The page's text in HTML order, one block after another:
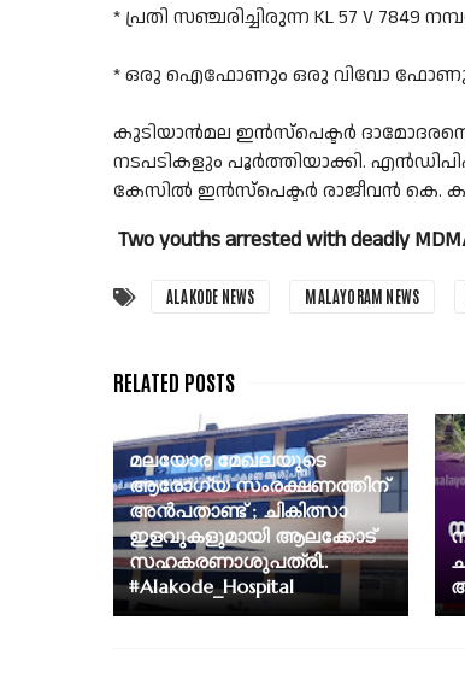
* പ്രതി സഞ്ചരിച്ചിരുന്ന KL 57 V
* ഒരു ഐഫോണും ഒരു വിവോ
കുടിയാൻമല ഇൻസ്പെക്ടർ
നടപടികളും പൂർത്തിയാക്കി.
കേസിൽ ഇൻസ്പെക്ടർ രാജീവൻ
Two youths arrested with deadly
ALAKODE NEWS MALAYORAM NEWS
മലയോര മേഖലയുടെ
ആരോഗ്യ സംരക്ഷണത്തിന്
അൻപതാണ്ട് ; ചികിത്സാ
ഇളവുകളുമായി ആലക്കോട്
സഹകരണാശുപത്രി..
#Alakode_Hospital